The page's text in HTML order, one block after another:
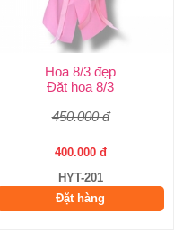
Hoa 8/3 đẹp
Đặt hoa 8/3
450.000 đ
400.000 đ
HYT-201
Đặt hàng